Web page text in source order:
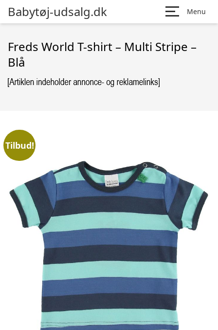
Babytøj-udsalg.dk Menu
Freds World T-shirt – Multi Stripe –
Blå
Tilbud!